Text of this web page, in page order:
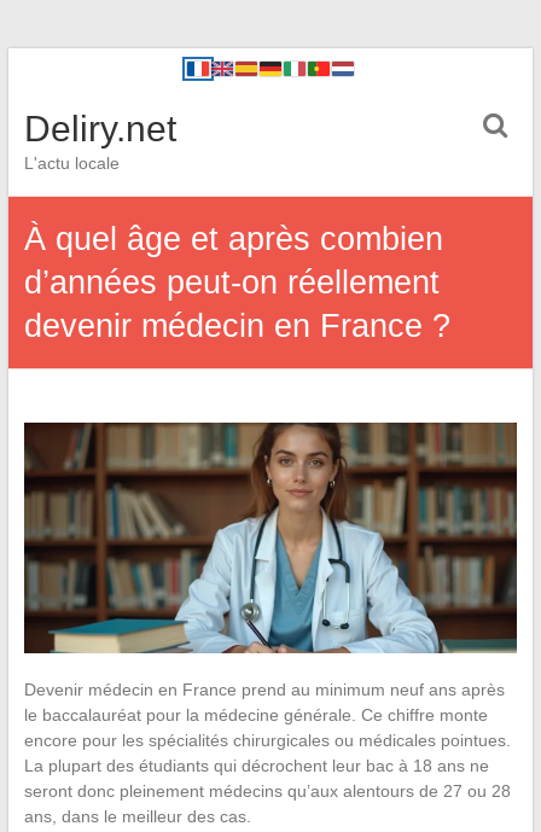
Deliry.net
L'actu locale
À quel âge et après combien
d’années peut-on réellement
devenir médecin en France ?
Devenir médecin en France prend au minimum neuf ans après
le baccalauréat pour la médecine générale. Ce chiffre monte
encore pour les spécialités chirurgicales ou médicales pointues.
La plupart des étudiants qui décrochent leur bac à 18 ans ne
seront donc pleinement médecins qu’aux alentours de 27 ou 28
ans, dans le meilleur des cas.